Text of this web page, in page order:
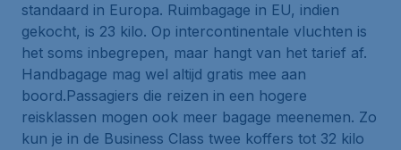
standaard in Europa. Ruimbagage in EU, indien
gekocht, is 23 kilo. Op intercontinentale vluchten is
het soms inbegrepen, maar hangt van het tarief af.
Handbagage mag wel altijd gratis mee aan
boord.Passagiers die reizen in een hogere
reisklassen mogen ook meer bagage meenemen. Zo
kun je in de Business Class twee koffers tot 32 kilo